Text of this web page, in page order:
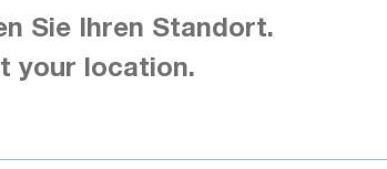
Gossen Metrawatt
Sie Ihren Standort.
your location.